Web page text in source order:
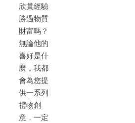
欣賞經驗
勝過物質
財富嗎？
無論他的
喜好是什
麼，我都
會為您提
供一系列
禮物創
意，一定